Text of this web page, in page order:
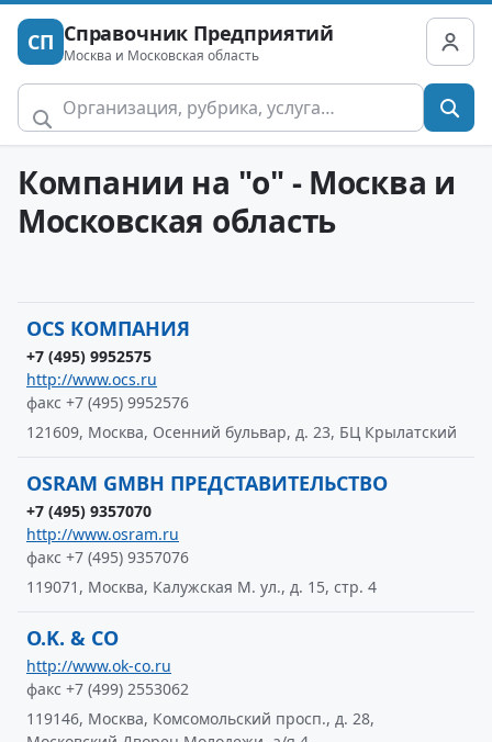
СП Справочник Предприятий
Москва и Московская область
Компании на "o" - Москва и
Московская область
OCS КОМПАНИЯ
+7 (495) 9952575
http://www.ocs.ru
факс +7 (495) 9952576
121609, Москва, Осенний бульвар, д. 23, БЦ Крылатский
OSRAM GMBH ПРЕДСТАВИТЕЛЬСТВО
+7 (495) 9357070
http://www.osram.ru
факс +7 (495) 9357076
119071, Москва, Калужская М. ул., д. 15, стр. 4
O.K. & CO
http://www.ok-co.ru
факс +7 (499) 2553062
119146, Москва, Комсомольский просп., д. 28,